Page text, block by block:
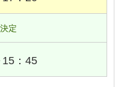
定
15：45